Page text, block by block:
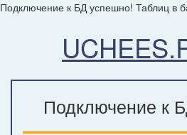
Подключение к БД успешно! Таблиц в
Подключение к